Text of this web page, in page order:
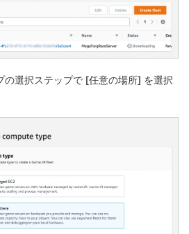
の選択ステップで [任意の場所] を選択